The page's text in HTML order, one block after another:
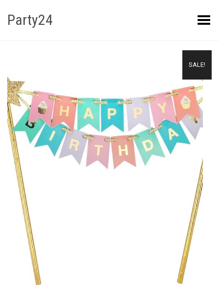
Party24 Kuva menüü
SALE!